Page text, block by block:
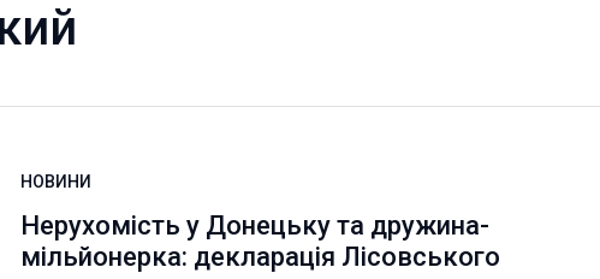
НОВИНИ
Нерухомість у Донецьку та дружина-
мільйонерка: декларація Лісовського